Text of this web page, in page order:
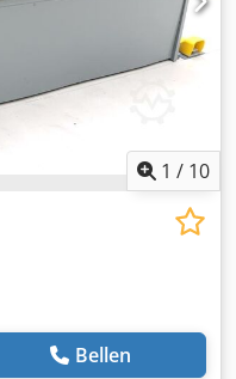
1 / 10
Bellen